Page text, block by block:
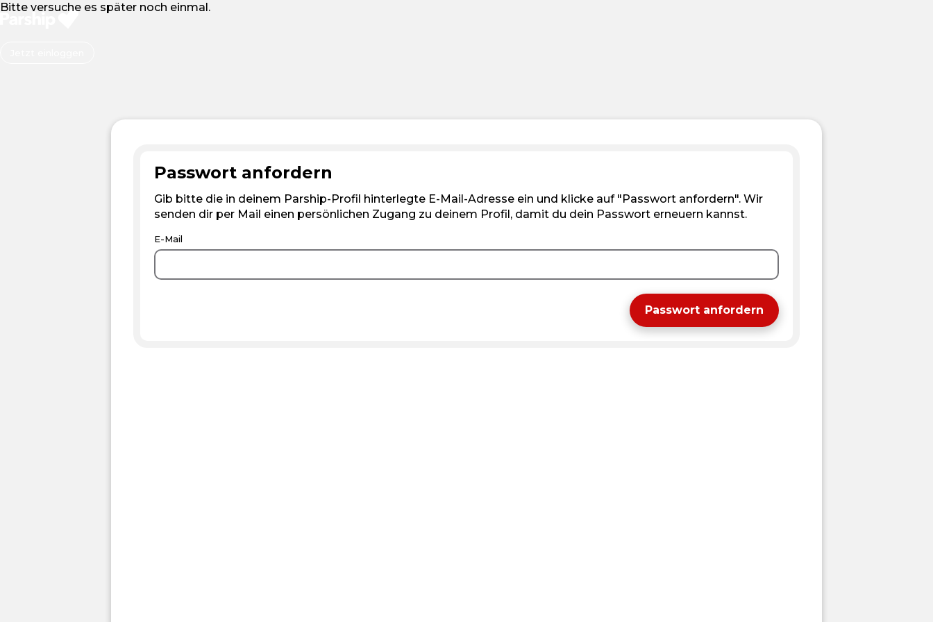
Passwort anfordern
Gib bitte die in deinem Parship-Profil hinterlegte E-Mail-Adresse ein und klicke auf "Passwort anfordern". Wir
senden dir per Mail einen persönlichen Zugang zu deinem Profil, damit du dein Passwort erneuern kannst.
E-Mail
Passwort anfordern
Bitte versuche es später noch einmal.